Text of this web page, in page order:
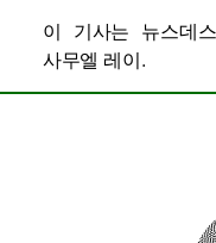
이 기사는 뉴스데
사무엘 레이 .